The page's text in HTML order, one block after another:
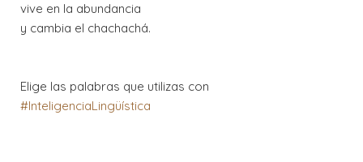
vive en la abundancia
y cambia el chachachá.
Elige las palabras que utilizas con
#InteligenciaLingüística